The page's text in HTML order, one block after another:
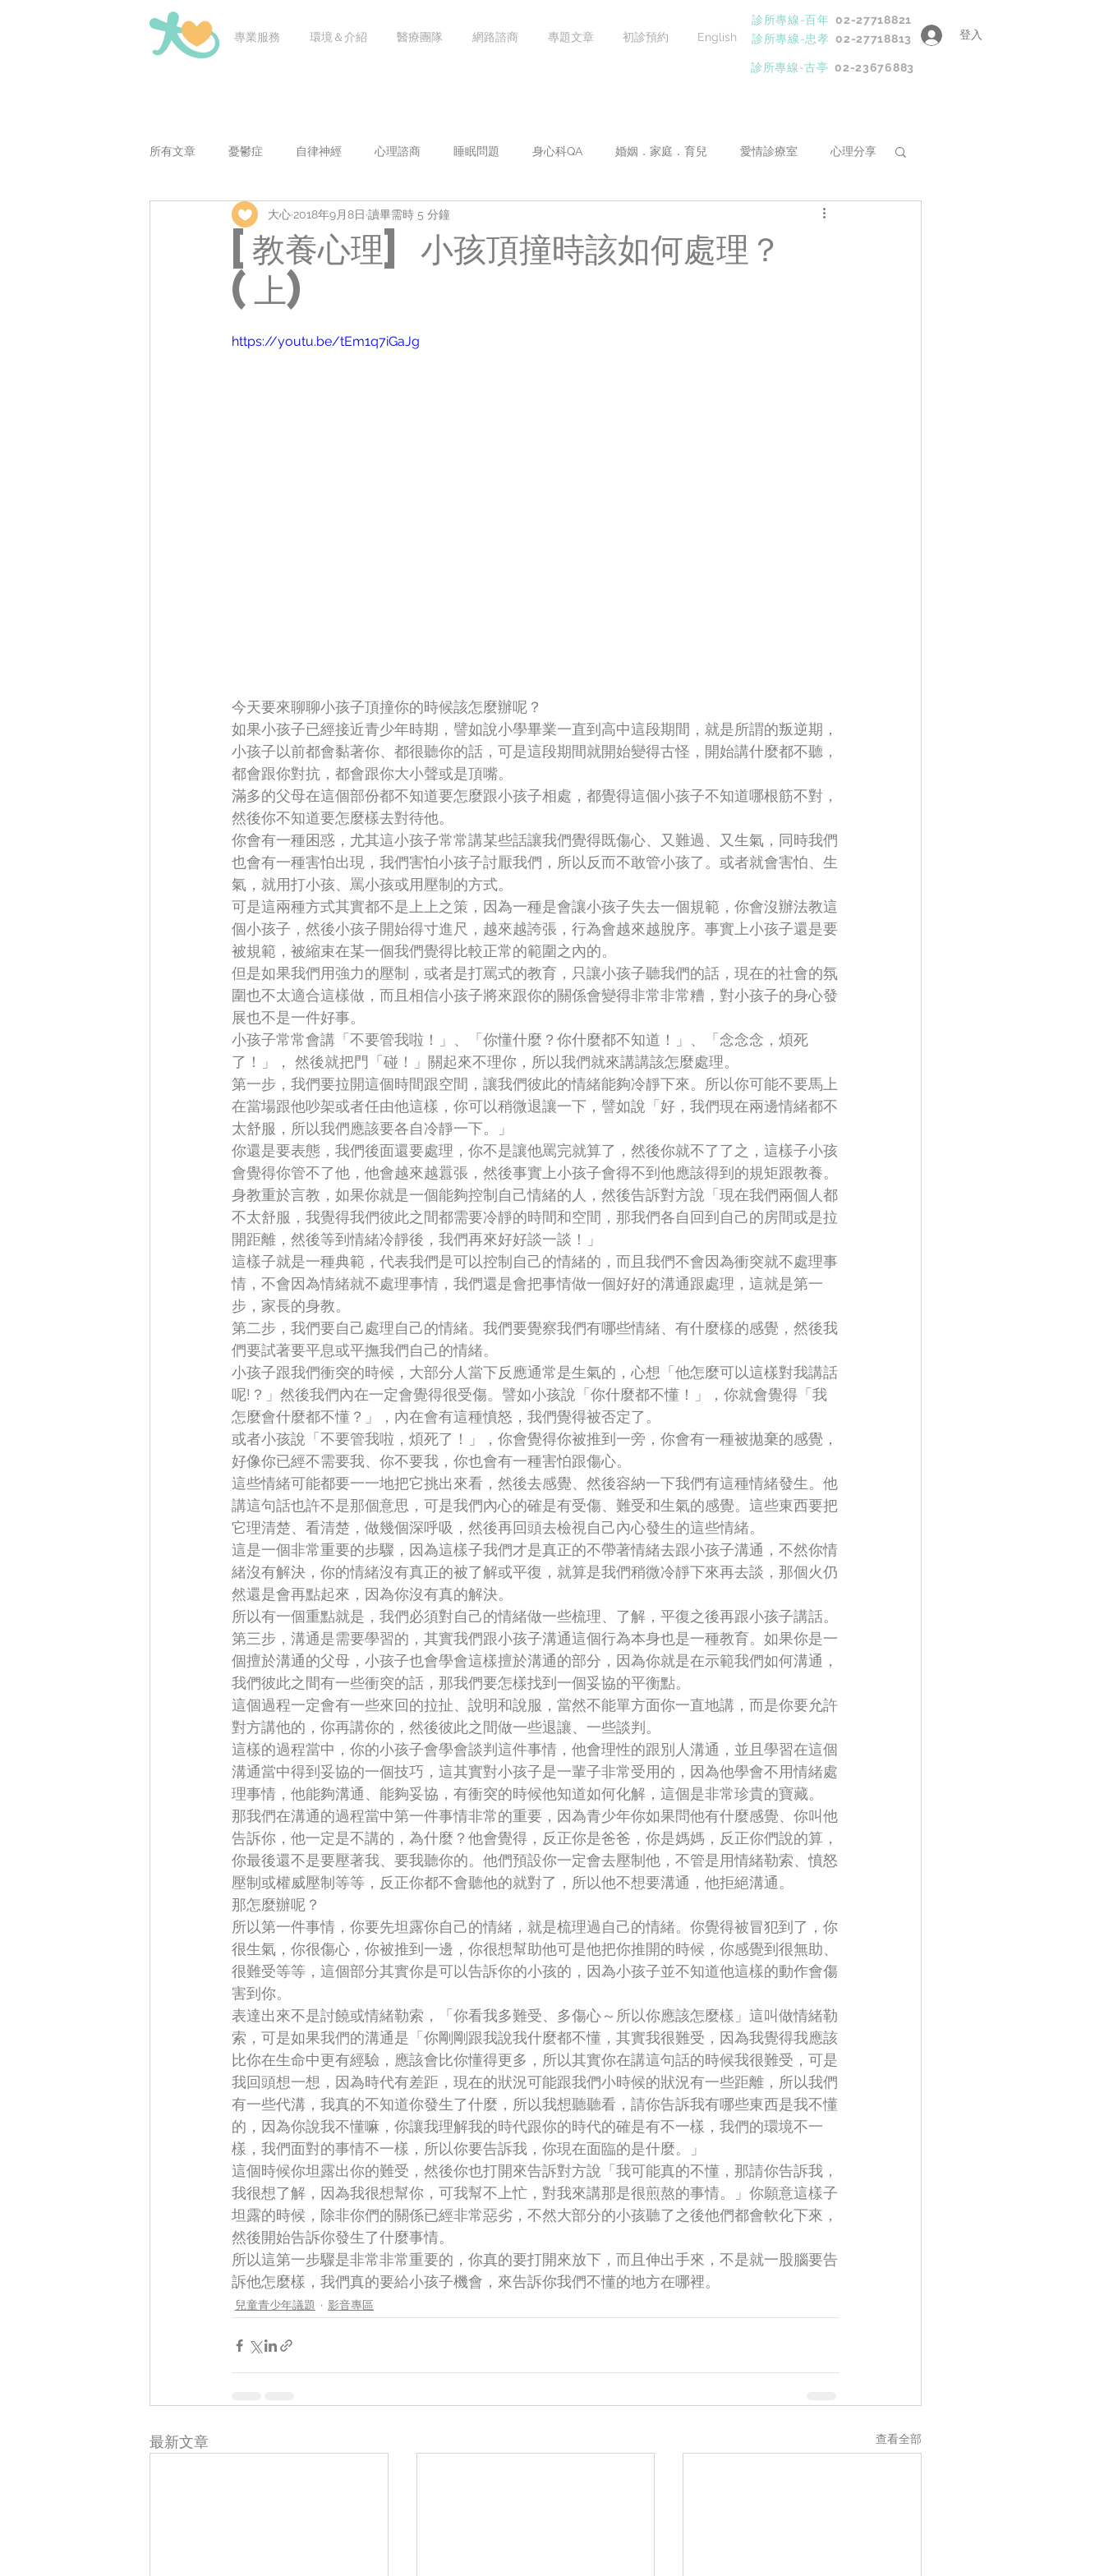
專業服務 環境＆介紹 醫療團隊 網路諮商 專題文章 初診預約 English
診所專線-百年 02-27718821
登入
診所專線-忠孝 02-27718813
診所專線-古亭 02-23676883
所有文章 憂鬱症 自律神經 心理諮商 睡眠問題 身心科QA 婚姻．家庭．育兒 愛情診療室 心理分享
老師問醫問 兒童青少年議題 焦慮症
[教養心理] 小孩頂撞時該如何處理？
(上)
大心 2018年9月8日 讀畢需時 5 分鐘
https://youtu.be/tEm1q7iGaJg
今天要來聊聊小孩子頂撞你的時候該怎麼辦呢？
如果小孩子已經接近青少年時期，譬如說小學畢業一直到高中這段期間，就是所謂的叛逆期，
小孩子以前都會黏著你、都很聽你的話，可是這段期間就開始變得古怪，開始講什麼都不聽，
都會跟你對抗，都會跟你大小聲或是頂嘴。
滿多的父母在這個部份都不知道要怎麼跟小孩子相處，都覺得這個小孩子不知道哪根筋不對，
然後你不知道要怎麼樣去對待他。
你會有一種困惑，尤其這小孩子常常講某些話讓我們覺得既傷心、又難過、又生氣，同時我們
也會有一種害怕出現，我們害怕小孩子討厭我們，所以反而不敢管小孩了。或者就會害怕、生
氣，就用打小孩、罵小孩或用壓制的方式。
可是這兩種方式其實都不是上上之策，因為一種是會讓小孩子失去一個規範，你會沒辦法教這
個小孩子，然後小孩子開始得寸進尺，越來越誇張，行為會越來越脫序。事實上小孩子還是要
被規範，被縮束在某一個我們覺得比較正常的範圍之內的。
但是如果我們用強力的壓制，或者是打罵式的教育，只讓小孩子聽我們的話，現在的社會的氛
圍也不太適合這樣做，而且相信小孩子將來跟你的關係會變得非常非常糟，對小孩子的身心發
展也不是一件好事。
小孩子常常會講「不要管我啦！」、「你懂什麼？你什麼都不知道！」、「念念念，煩死
了！」， 然後就把門「碰！」關起來不理你，所以我們就來講講該怎麼處理。
第一步，我們要拉開這個時間跟空間，讓我們彼此的情緒能夠冷靜下來。所以你可能不要馬上
在當場跟他吵架或者任由他這樣，你可以稍微退讓一下，譬如說「好，我們現在兩邊情緒都不
太舒服，所以我們應該要各自冷靜一下。」
你還是要表態，我們後面還要處理，你不是讓他罵完就算了，然後你就不了了之，這樣子小孩
會覺得你管不了他，他會越來越囂張，然後事實上小孩子會得不到他應該得到的規矩跟教養。
身教重於言教，如果你就是一個能夠控制自己情緒的人，然後告訴對方說「現在我們兩個人都
不太舒服，我覺得我們彼此之間都需要冷靜的時間和空間，那我們各自回到自己的房間或是拉
開距離，然後等到情緒冷靜後，我們再來好好談一談！」
這樣子就是一種典範，代表我們是可以控制自己的情緒的，而且我們不會因為衝突就不處理事
情，不會因為情緒就不處理事情，我們還是會把事情做一個好好的溝通跟處理，這就是第一
步，家長的身教。
第二步，我們要自己處理自己的情緒。我們要覺察我們有哪些情緒、有什麼樣的感覺，然後我
們要試著要平息或平撫我們自己的情緒。
小孩子跟我們衝突的時候，大部分人當下反應通常是生氣的，心想「他怎麼可以這樣對我講話
呢!？」然後我們內在一定會覺得很受傷。譬如小孩說「你什麼都不懂！」，你就會覺得「我
怎麼會什麼都不懂？」，內在會有這種憤怒，我們覺得被否定了。
或者小孩說「不要管我啦，煩死了！」，你會覺得你被推到一旁，你會有一種被拋棄的感覺，
好像你已經不需要我、你不要我，你也會有一種害怕跟傷心。
這些情緒可能都要一一地把它挑出來看，然後去感覺、然後容納一下我們有這種情緒發生。他
講這句話也許不是那個意思，可是我們內心的確是有受傷、難受和生氣的感覺。這些東西要把
它理清楚、看清楚，做幾個深呼吸，然後再回頭去檢視自己內心發生的這些情緒。
這是一個非常重要的步驟，因為這樣子我們才是真正的不帶著情緒去跟小孩子溝通，不然你情
緒沒有解決，你的情緒沒有真正的被了解或平復，就算是我們稍微冷靜下來再去談，那個火仍
然還是會再點起來，因為你沒有真的解決。
所以有一個重點就是，我們必須對自己的情緒做一些梳理、了解，平復之後再跟小孩子講話。
第三步，溝通是需要學習的，其實我們跟小孩子溝通這個行為本身也是一種教育。如果你是一
個擅於溝通的父母，小孩子也會學會這樣擅於溝通的部分，因為你就是在示範我們如何溝通，
我們彼此之間有一些衝突的話，那我們要怎樣找到一個妥協的平衡點。
這個過程一定會有一些來回的拉扯、說明和說服，當然不能單方面你一直地講，而是你要允許
對方講他的，你再講你的，然後彼此之間做一些退讓、一些談判。
這樣的過程當中，你的小孩子會學會談判這件事情，他會理性的跟別人溝通，並且學習在這個
溝通當中得到妥協的一個技巧，這其實對小孩子是一輩子非常受用的，因為他學會不用情緒處
理事情，他能夠溝通、能夠妥協，有衝突的時候他知道如何化解，這個是非常珍貴的寶藏。
那我們在溝通的過程當中第一件事情非常的重要，因為青少年你如果問他有什麼感覺、你叫他
告訴你，他一定是不講的，為什麼？他會覺得，反正你是爸爸，你是媽媽，反正你們說的算，
你最後還不是要壓著我、要我聽你的。他們預設你一定會去壓制他，不管是用情緒勒索、憤怒
壓制或權威壓制等等，反正你都不會聽他的就對了，所以他不想要溝通，他拒絕溝通。
那怎麼辦呢？
所以第一件事情，你要先坦露你自己的情緒，就是梳理過自己的情緒。你覺得被冒犯到了，你
很生氣，你很傷心，你被推到一邊，你很想幫助他可是他把你推開的時候，你感覺到很無助、
很難受等等，這個部分其實你是可以告訴你的小孩的，因為小孩子並不知道他這樣的動作會傷
害到你。
表達出來不是討饒或情緒勒索，「你看我多難受、多傷心～所以你應該怎麼樣」這叫做情緒勒
索，可是如果我們的溝通是「你剛剛跟我說我什麼都不懂，其實我很難受，因為我覺得我應該
比你在生命中更有經驗，應該會比你懂得更多，所以其實你在講這句話的時候我很難受，可是
我回頭想一想，因為時代有差距，現在的狀況可能跟我們小時候的狀況有一些距離，所以我們
有一些代溝，我真的不知道你發生了什麼，所以我想聽聽看，請你告訴我有哪些東西是我不懂
的，因為你說我不懂嘛，你讓我理解我的時代跟你的時代的確是有不一樣，我們的環境不一
樣，我們面對的事情不一樣，所以你要告訴我，你現在面臨的是什麼。」
這個時候你坦露出你的難受，然後你也打開來告訴對方說「我可能真的不懂，那請你告訴我，
我很想了解，因為我很想幫你，可我幫不上忙，對我來講那是很煎熬的事情。」你願意這樣子
坦露的時候，除非你們的關係已經非常惡劣，不然大部分的小孩聽了之後他們都會軟化下來，
然後開始告訴你發生了什麼事情。
所以這第一步驟是非常非常重要的，你真的要打開來放下，而且伸出手來，不是就一股腦要告
訴他怎麼樣，我們真的要給小孩子機會，來告訴你我們不懂的地方在哪裡。
兒童青少年議題 影音專區
最新文章 查看全部